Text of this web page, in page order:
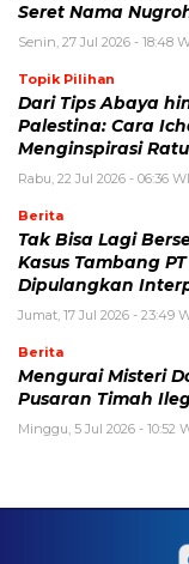
Seret Nama
Senin, 27 Jul 2026 - 18:48
Topik Pilihan
Dari Tips Abaya
Palestina: Cara
Menginspirasi
Rabu, 22 Jul 2026 - 06:36
Berita
Tak Bisa Lagi
Kasus Tambang
Dipulangkan
Jumat, 17 Jul 2026 - 23:49
Berita
Mengurai Misteri
Pusaran Timah
Minggu, 5 Jul 2026 - 10:52